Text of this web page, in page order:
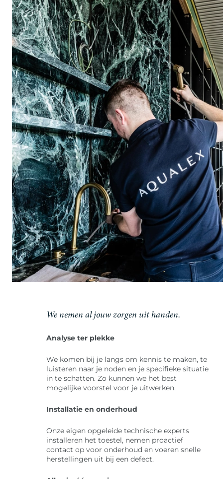
We nemen al jouw zorgen uit handen.
Analyse ter plekke
We komen bij je langs om kennis te maken, te
luisteren naar je noden en je specifieke situatie
in te schatten. Zo kunnen we het best
mogelijke voorstel voor je uitwerken.
Installatie en onderhoud
Onze eigen opgeleide technische experts
installeren het toestel, nemen proactief
contact op voor onderhoud en voeren snelle
herstellingen uit bij een defect.